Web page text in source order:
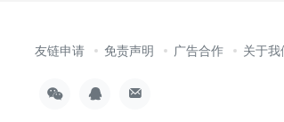
友链申请 免责声明 广告合作 关于我